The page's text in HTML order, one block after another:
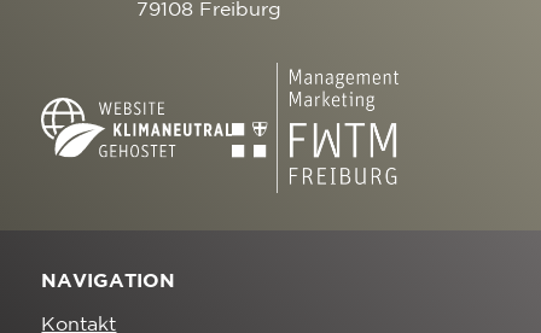
79108 Freiburg
NAVIGATION
Kontakt